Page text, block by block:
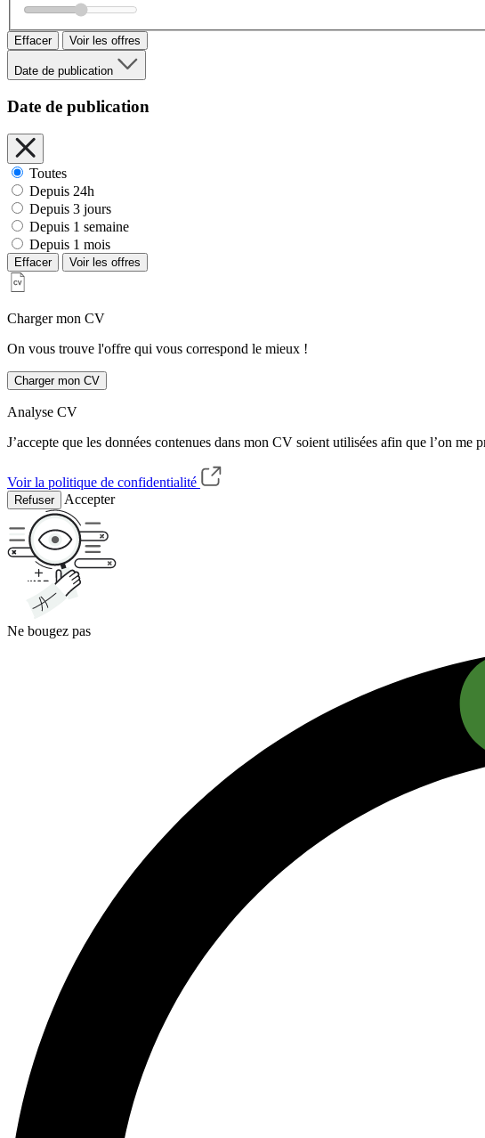
Effacer Voir les offres
Date de publication
Date de publication
Toutes
Depuis 24h
Depuis 3 jours
Depuis 1 semaine
Depuis 1 mois
Effacer Voir les offres
Charger mon CV
On vous trouve l'offre qui vous correspond le mieux !
Charger mon CV
Analyse CV
J’accepte que les données contenues dans mon CV soient utilisées afin que l’on
Voir la politique de confidentialité
Refuser Accepter
Ne bougez pas